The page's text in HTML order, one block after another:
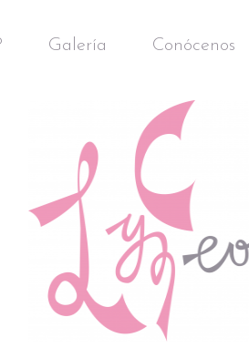
Galería Conócenos